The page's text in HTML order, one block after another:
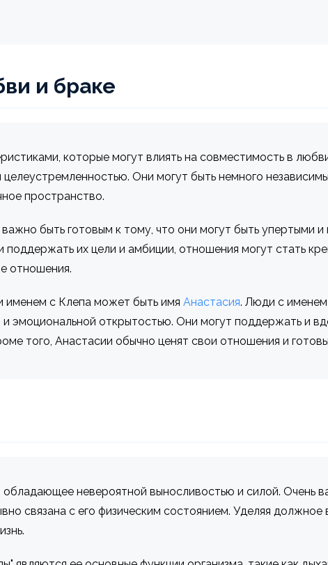
и браке
которые могут влиять на совместимость в
Они могут быть немного
пространство.
быть готовым к тому, что они могут быть упертыми и
их цели и амбиции, отношения могут стать
отношения.
с Клепа может быть имя Анастасия. Люди с
эмоциональной открытостью. Они могут поддержать и
того, Анастасии обычно ценят свои отношения и
невероятной выносливостью и силой. Очень
связана с его физическим состоянием. Уделяя